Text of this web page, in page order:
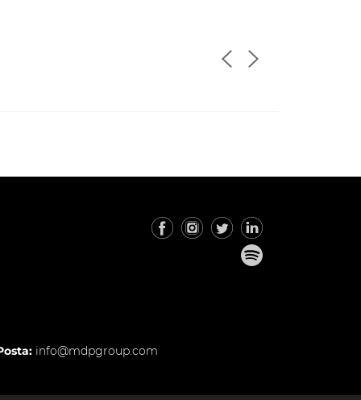
info@mdpgroup.com